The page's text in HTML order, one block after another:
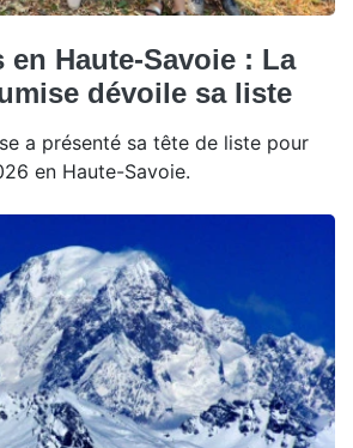
en Haute-Savoie : La
dévoile sa liste
a présenté sa tête de liste pour
en Haute-Savoie.